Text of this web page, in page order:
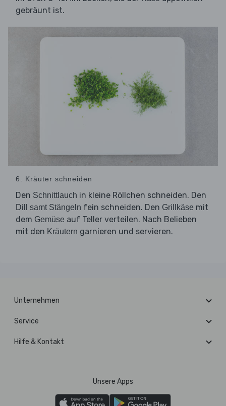
gebräunt ist.
6. Kräuter schneiden
Den Schnittlauch in kleine Röllchen schneiden. Den
Dill samt Stängeln fein schneiden. Den Grillkäse mit
dem Gemüse auf Teller verteilen. Nach Belieben
mit den Kräutern garnieren und servieren.
Unternehmen
Service
Hilfe & Kontakt
Unsere Apps